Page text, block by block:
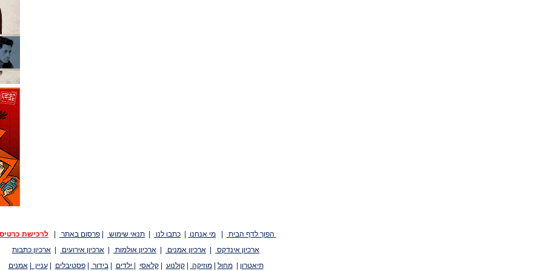
הפוך לדף הבית מי אנחנו כתבו לנו תנאי שימוש פרסום באתר
לרכישת
ארכיון אינדקס
ארכיון אמנים ארכיון אולמות ארכיון אירועים
ארכיון כתבות
תיאטרון
|מחול |מוזיקה |קולנוע |קלאסי ילדים |בידור |פסטיבלים |עניין |אמנים